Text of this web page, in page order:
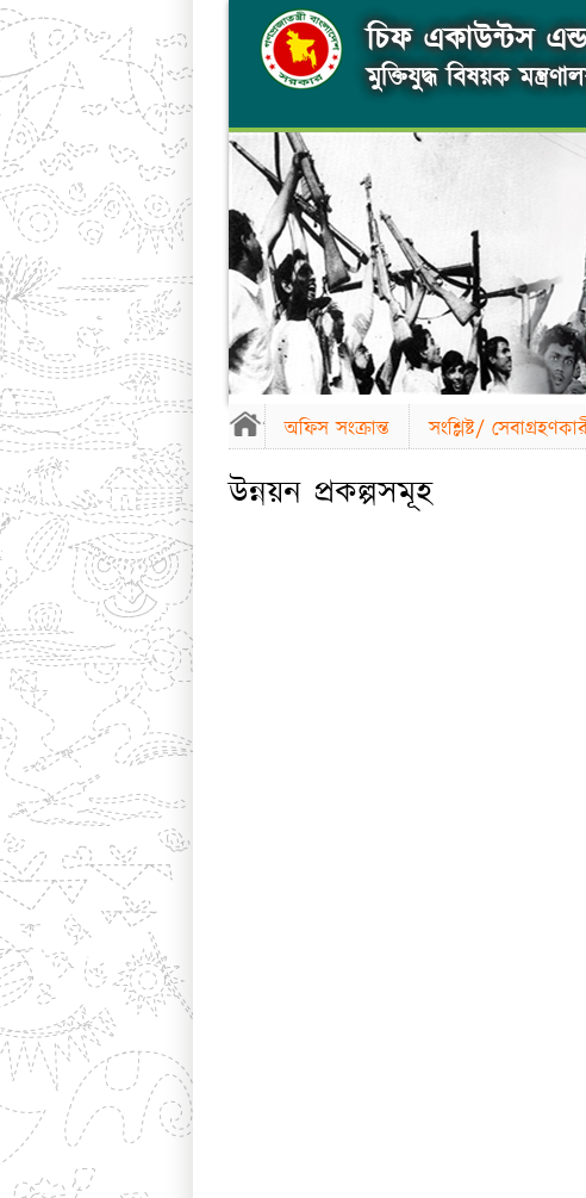
চিফ একাউন্টস এন্ড
মুক্তিযুদ্ধ বিষয়ক
অফিস সংক্রান্ত সংশ্লিষ্ট/
উন্নয়ন প্রকল্পসমূহ